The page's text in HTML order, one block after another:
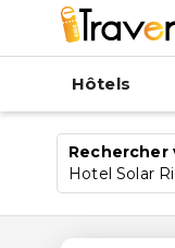
Hôtels
Rechercher
Hotel Solar